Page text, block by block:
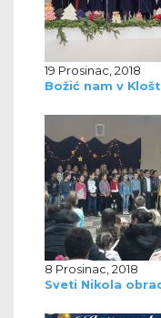
19 Prosinac, 2018
Božić nam v
8 Prosinac, 2018
Sveti Nikola